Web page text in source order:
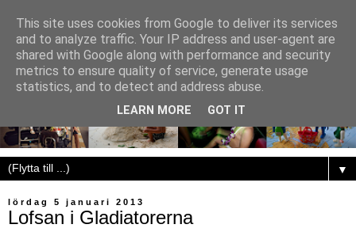
▼
lördag 5 januari 2013
Lofsan i Gladiatorerna
This site uses cookies from Google to deliver its services
and to analyze traffic. Your IP address and user-agent are
shared with Google along with performance and security
metrics to ensure quality of service, generate usage
statistics, and to detect and address abuse.
LEARN MORE GOT IT